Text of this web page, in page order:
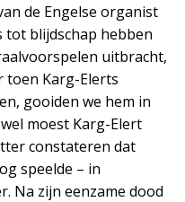
de Engelse organist
tot blijdschap hebben
uitbracht,
toen Karg-Elerts
gooiden we hem in
moest Karg-Elert
constateren dat
speelde – in
Na zijn eenzame dood